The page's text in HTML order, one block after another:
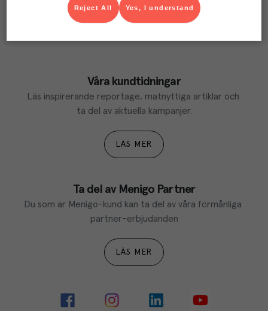
Våra kundtidningar
Läs inspirerande reportage, matnyttiga artiklar och
ta del av aktuella kampanjer.
LÄS MER
Ta del av Menigo Partner
Du som är Menigo-kund kan ta del av våra förmånliga
partner-erbjudanden
LÄS MER
Yes, I understand
Reject All